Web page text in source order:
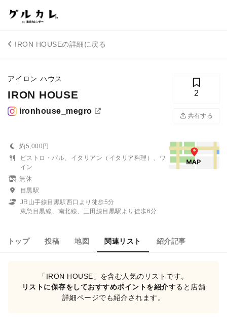
IRON HOUSEの詳細に戻る
アイロン ハウス
IRON HOUSE
ironhouse_megro
2
共有する
約5,000円
ビストロ・バル、イタリアン（イタリア料理）、ワ
イン
無休
目黒駅
JR山手線目黒駅西口より徒歩5分
東急目黒線、南北線、三田線目黒駅より徒歩6分
トップ 投稿 地図 関連リスト 紹介記事
「IRON HOUSE」を含む人気のリストです。
リストに保存をしておすすめポイントを紹介すると店舗
詳細ページでも紹介されます。